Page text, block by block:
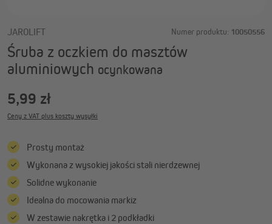
JAROLIFT Numer produktu: 10050556
Śruba z oczkiem do masztów
aluminiowych ocynkowana
5,99 zł
Ceny z VAT plus koszty wysyłki
Prosty montaż
Wykonana z wysokiej jakości stali nierdzewnej
Solidne wykonanie
Idealna do mocowania markiz
W zestawie nakrętka i 2 podkładki